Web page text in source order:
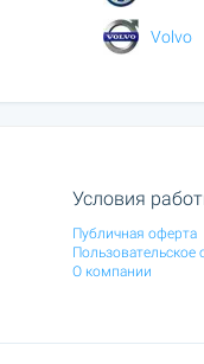
Volvo
Условия
Публичная оферта
Пользовательское
О компании